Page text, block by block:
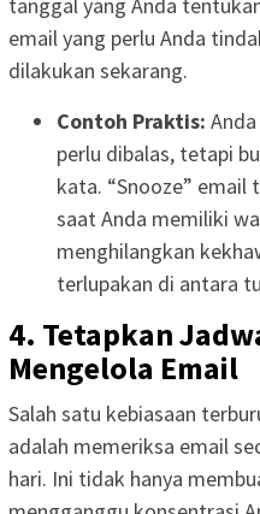
tanggal yang Anda
email yang perlu Anda
dilakukan sekarang.
Contoh Praktis:
perlu dibalas, tetapi
kata. “Snooze” email
saat Anda memiliki
menghilangkan
terlupakan di antara
4. Tetapkan
Mengelola Email
Salah satu kebiasaan
adalah memeriksa email
hari. Ini tidak hanya